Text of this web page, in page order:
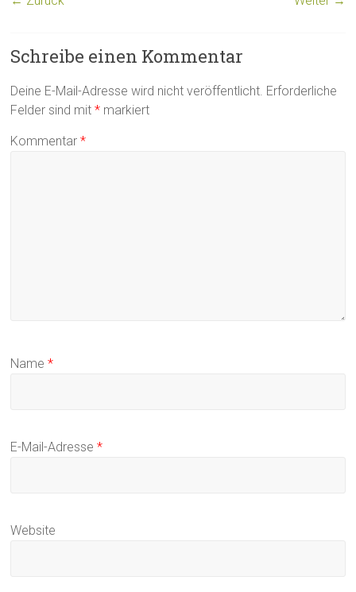
Schreibe einen Kommentar
Deine E-Mail-Adresse wird nicht veröffentlicht. Erforderliche
Felder sind mit* markiert
Kommentar*
Name*
E-Mail-Adresse*
Website